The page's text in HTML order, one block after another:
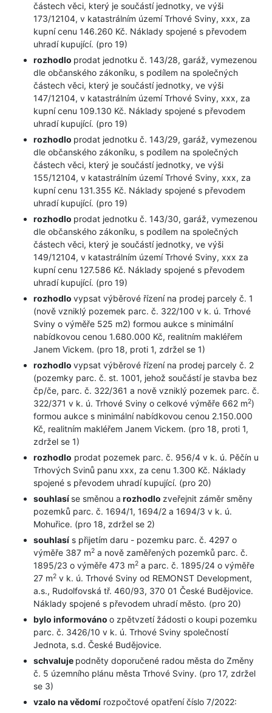
částech věci, který je součástí jednotky, ve výši
173/12104, v katastrálním území Trhové Sviny, xxx, za
kupní cenu 146.260 Kč. Náklady spojené s převodem
uhradí kupující. (pro 19)
rozhodlo prodat jednotku č. 143/28, garáž, vymezenou
dle občanského zákoníku, s podílem na společných
částech věci, který je součástí jednotky, ve výši
147/12104, v katastrálním území Trhové Sviny, xxx, za
kupní cenu 109.130 Kč. Náklady spojené s převodem
uhradí kupující. (pro 19)
rozhodlo prodat jednotku č. 143/29, garáž, vymezenou
dle občanského zákoníku, s podílem na společných
částech věci, který je součástí jednotky, ve výši
155/12104, v katastrálním území Trhové Sviny, xxx, za
kupní cenu 131.355 Kč. Náklady spojené s převodem
uhradí kupující. (pro 19)
rozhodlo prodat jednotku č. 143/30, garáž, vymezenou
dle občanského zákoníku, s podílem na společných
částech věci, který je součástí jednotky, ve výši
149/12104, v katastrálním území Trhové Sviny, xxx za
kupní cenu 127.586 Kč. Náklady spojené s převodem
uhradí kupující. (pro 19)
rozhodlo vypsat výběrové řízení na prodej parcely č. 1
(nově vzniklý pozemek parc. č. 322/100 v k. ú. Trhové
Sviny o výměře 525 m2) formou aukce s minimální
nabídkovou cenou 1.680.000 Kč, realitním makléřem
Janem Vickem. (pro 18, proti 1, zdržel se 1)
rozhodlo vypsat výběrové řízení na prodej parcely č. 2
(pozemky parc. č. st. 1001, jehož součástí je stavba bez
čp/če, parc. č. 322/361 a nově vzniklý pozemek parc. č.
322/371 v k. ú. Trhové Sviny o celkové výměře 662 m2)
formou aukce s minimální nabídkovou cenou 2.150.000
Kč, realitním makléřem Janem Vickem. (pro 18, proti 1,
zdržel se 1)
rozhodlo prodat pozemek parc. č. 956/4 v k. ú. Pěčín u
Trhových Svinů panu xxx, za cenu 1.300 Kč. Náklady
spojené s převodem uhradí kupující. (pro 20)
souhlasí se směnou a rozhodlo zveřejnit záměr směny
pozemků parc. č. 1694/1, 1694/2 a 1694/3 v k. ú.
Mohuřice. (pro 18, zdržel se 2)
souhlasí s přijetím daru - pozemku parc. č. 4297 o
výměře 387 m2 a nově zaměřených pozemků parc. č.
1895/23 o výměře 473 m2 a parc. č. 1895/24 o výměře
27 m2 v k. ú. Trhové Sviny od REMONST Development,
a.s., Rudolfovská tř. 460/93, 370 01 České Budějovice.
Náklady spojené s převodem uhradí město. (pro 20)
bylo informováno o zpětvzetí žádosti o koupi pozemku
parc. č. 3426/10 v k. ú. Trhové Sviny společností
Jednota, s.d. České Budějovice.
schvaluje podněty doporučené radou města do Změny
č. 5 územního plánu města Trhové Sviny. (pro 17, zdržel
se 3)
vzalo na vědomí rozpočtové opatření číslo 7/2022: